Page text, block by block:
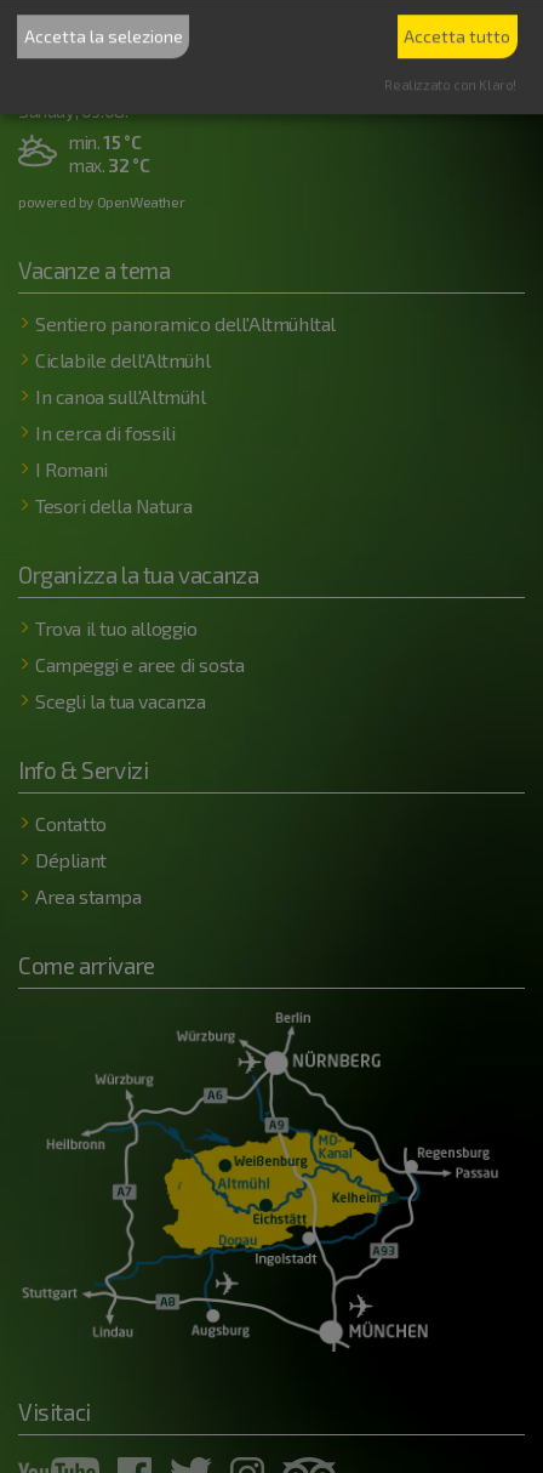
Saturday, 08.08.
min. 12 °C
Sunday, 09.08.
min.15 °C
max. 32 °C
powered by OpenWeather
Vacanze a tema
Sentiero panoramico dell'Altmühltal
Ciclabile dell'Altmühl
In canoa sull'Altmühl
In cerca di fossili
I Romani
Tesori della Natura
Organizza la tua vacanza
Trova il tuo alloggio
Campeggi e aree di sosta
Scegli la tua vacanza
Info & Servizi
Contatto
Dépliant
Area stampa
Come arrivare
Visitaci
Accetta la selezione Accetta tutto
Realizzato con Klaro!